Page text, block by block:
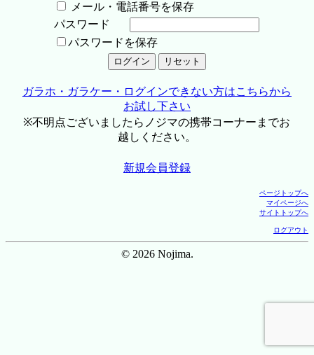
メール・電話番号を保存
パスワード
パスワードを保存
ガラホ・ガラケー・ログインできない方はこちらから
お試し下さい
※不明点ございましたらノジマの携帯コーナーまでお
越しください。
新規会員登録
ページトップへ
マイページへ
サイトトップへ
ログアウト
© 2026 Nojima.